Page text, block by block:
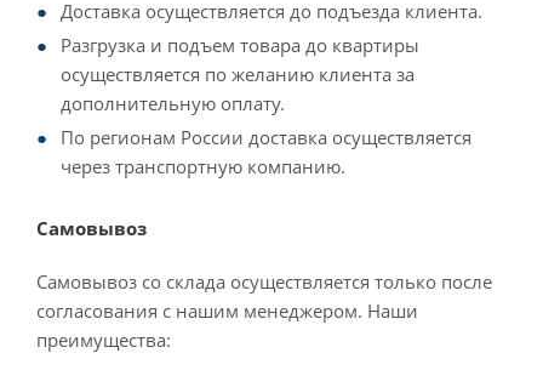
Доставка осуществляется до подъезда клиента.
Разгрузка и подъем товара до квартиры
осуществляется по желанию клиента за
дополнительную оплату.
По регионам России доставка осуществляется
через транспортную компанию.
Самовывоз
Самовывоз со склада осуществляется только после
согласования с нашим менеджером. Наши
преимущества: